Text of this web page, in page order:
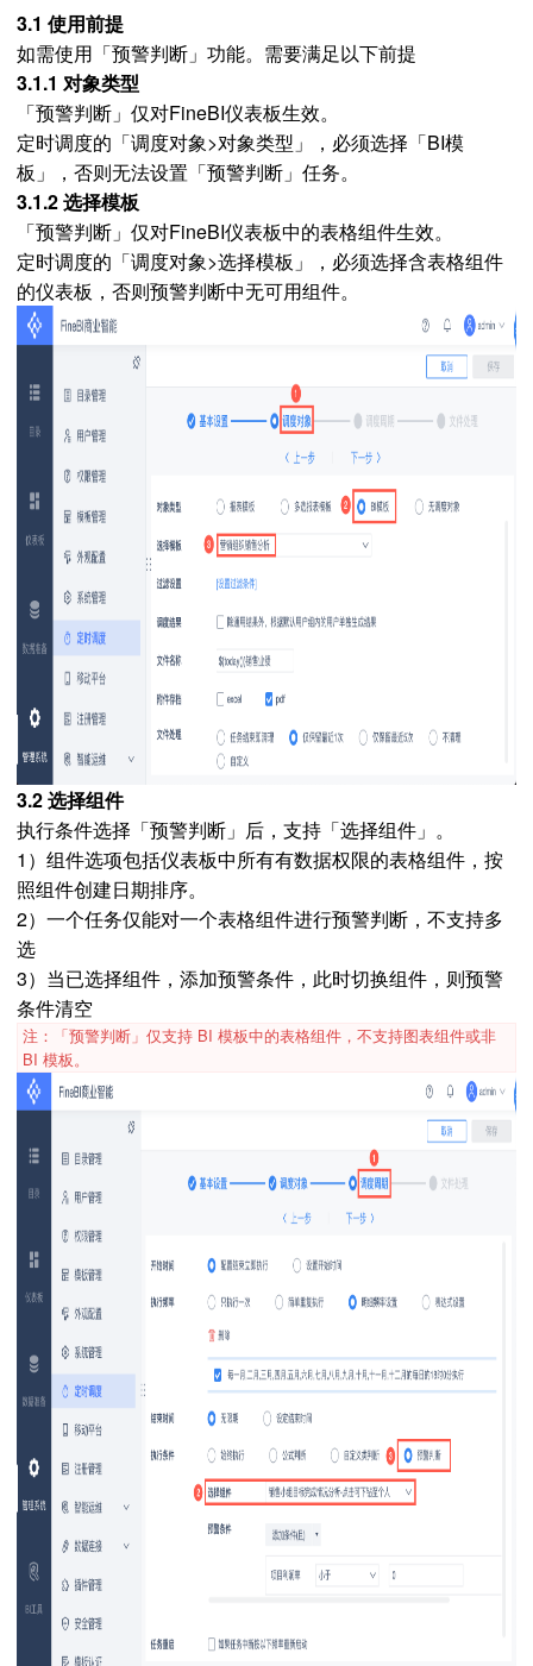
3.1 使用前提
如需使用「预警判断」功能。需要满足以下前提
3.1.1 对象类型
「预警判断」仅对FineBI仪表板生效。
定时调度的「调度对象>对象类型」，必须选择「BI模
板」，否则无法设置「预警判断」任务。
3.1.2 选择模板
「预警判断」仅对FineBI仪表板中的表格组件生效。
定时调度的「调度对象>选择模板」，必须选择含表格组件
的仪表板，否则预警判断中无可用组件。
3.2 选择组件
执行条件选择「预警判断」后，支持「选择组件」。
1）组件选项包括仪表板中所有有数据权限的表格组件，按
照组件创建日期排序。
2）一个任务仅能对一个表格组件进行预警判断，不支持多
选
3）当已选择组件，添加预警条件，此时切换组件，则预警
条件清空
注：「预警判断」仅支持 BI 模板中的表格组件，不支持图表组件或非
BI 模板。